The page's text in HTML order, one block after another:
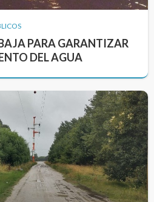
PARA GARANTIZAR
DEL AGUA